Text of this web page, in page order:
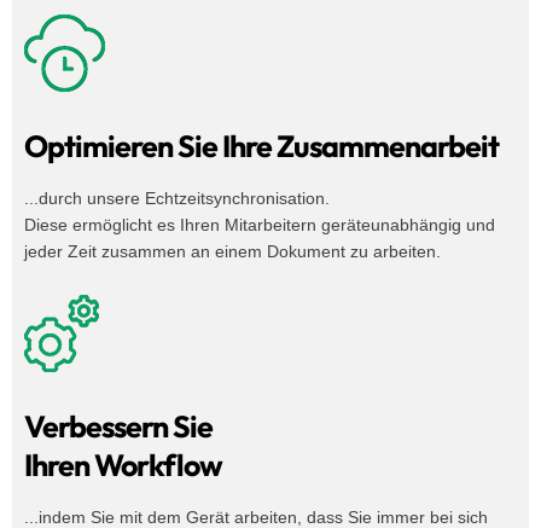
Optimieren Sie Ihre Zusammenarbeit
...durch unsere Echtzeitsynchronisation.
Diese ermöglicht es Ihren Mitarbeitern geräteunabhängig und
jeder Zeit zusammen an einem Dokument zu arbeiten.
Verbessern Sie
Ihren Workflow
...indem Sie mit dem Gerät arbeiten, dass Sie immer bei sich